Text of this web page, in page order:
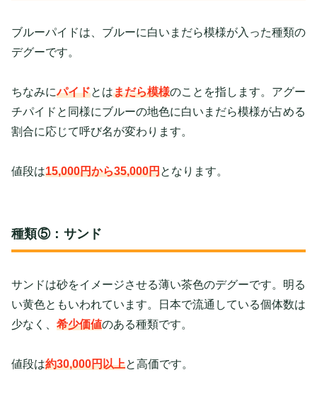
ブルーパイドは、ブルーに白いまだら模様が入った種類の
デグーです。
ちなみにパイドとはまだら模様のことを指します。アグー
チパイドと同様にブルーの地色に白いまだら模様が占める
割合に応じて呼び名が変わります。
値段は15,000円から35,000円となります。
種類⑤：サンド
サンドは砂をイメージさせる薄い茶色のデグーです。明る
い黄色ともいわれています。日本で流通している個体数は
少なく、 希少価値のある種類です。
値段は約30,000円以上と高価です。